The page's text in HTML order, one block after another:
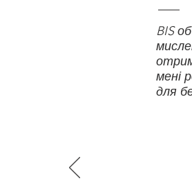
BIS
мені
для